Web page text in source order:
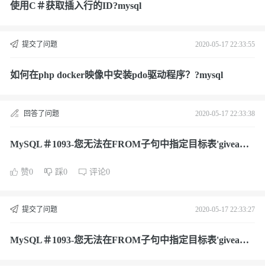
使用C＃获取插入行的ID?mysql
提交了问题 2020-05-17 22:33:55
如何在php docker映像中安装pdo驱动程序？?mysql
回答了问题 2020-05-17 22:33:38
MySQL＃1093-您无法在FROM子句中指定目标表'giveawa
赞0 踩0 评论0
提交了问题 2020-05-17 22:33:27
MySQL＃1093-您无法在FROM子句中指定目标表'giveawa